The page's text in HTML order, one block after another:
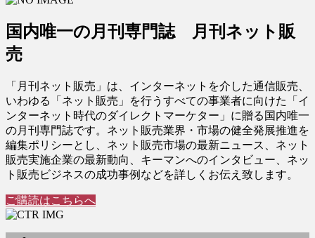
国内唯一の月刊専門誌 月刊ネット販
売
「月刊ネット販売」は、インターネットを介した通信販売、
いわゆる「ネット販売」を行うすべての事業者に向けた「イ
ンターネット時代のダイレクトマーケター」に贈る国内唯一
の月刊専門誌です。ネット販売業界・市場の健全発展推進を
編集ポリシーとし、ネット販売市場の最新ニュース、ネット
販売実施企業の最新動向、キーマンへのインタビュー、ネッ
ト販売ビジネスの成功事例などを詳しくお伝え致します。
ご購読はこちらへ